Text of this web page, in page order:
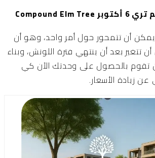
عيوب كمبوند إيلم تري 6 أكتوبر Compound Elm Tree
أن تتمحور حول أمر واحد، وهو أن
تتغير بعد أن ينتهي فترة اللونش، وبناء
تقوم بالحصول على وحدتك الآن كي
زيادة الأسعار.